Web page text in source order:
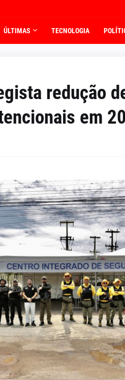
ÚLTIMAS TECNOLOGIA
redução
em